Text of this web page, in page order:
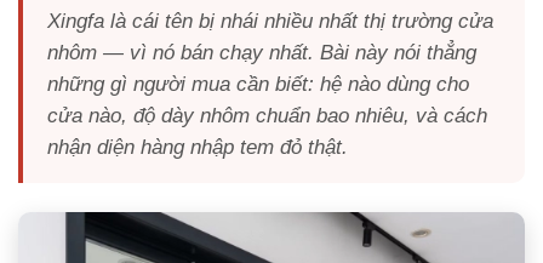
Xingfa là cái tên bị nhái nhiều nhất thị trường cửa
nhôm — vì nó bán chạy nhất. Bài này nói thẳng
những gì người mua cần biết: hệ nào dùng cho
cửa nào, độ dày nhôm chuẩn bao nhiêu, và cách
nhận diện hàng nhập tem đỏ thật.